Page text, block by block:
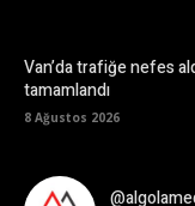
Van’da trafiğe nefes
tamamlandı
8 Ağustos 2026